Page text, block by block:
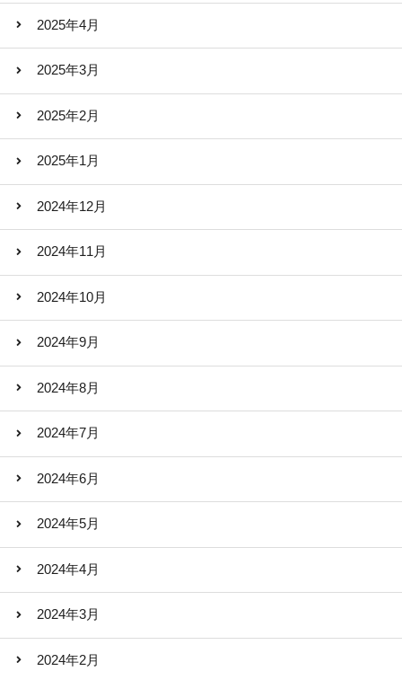
2025年4月
2025年3月
2025年2月
2025年1月
2024年12月
2024年11月
2024年10月
2024年9月
2024年8月
2024年7月
2024年6月
2024年5月
2024年4月
2024年3月
2024年2月